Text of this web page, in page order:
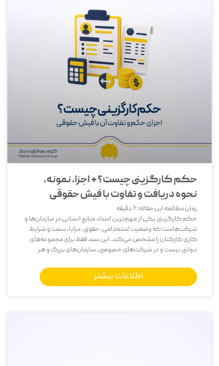
حکم کارگزینی چیست؟ + اجزا، نمونه،
نحوه دریافت و تفاوت با فیش حقوقی
زمان مطالعه این مقاله:6 دقیقه
حکم کارگزینی یکی از مهم‌ترین اسناد منابع انسانی در سازمان‌ها و
شرکت‌هاست که وضعیت استخدامی، حقوق، مزایا، سمت و شرایط
کاری کارکنان را مشخص می‌کند. این سند فقط برای مجموعه‌های
دولتی نیست و در شرکت‌های خصوصی، سازمان‌های بزرگ و هر
اطلاعات بیشتر